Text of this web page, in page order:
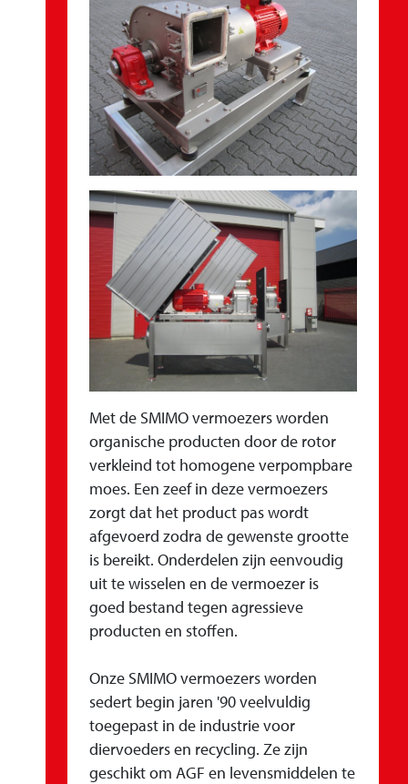
Met de SMIMO vermoezers worden
organische producten door de rotor
verkleind tot homogene verpompbare
moes. Een zeef in deze vermoezers
zorgt dat het product pas wordt
afgevoerd zodra de gewenste grootte
is bereikt. Onderdelen zijn eenvoudig
uit te wisselen en de vermoezer is
goed bestand tegen agressieve
producten en stoffen.
Onze SMIMO vermoezers worden
sedert begin jaren '90 veelvuldig
toegepast in de industrie voor
diervoeders en recycling. Ze zijn
geschikt om AGF en levensmiddelen te